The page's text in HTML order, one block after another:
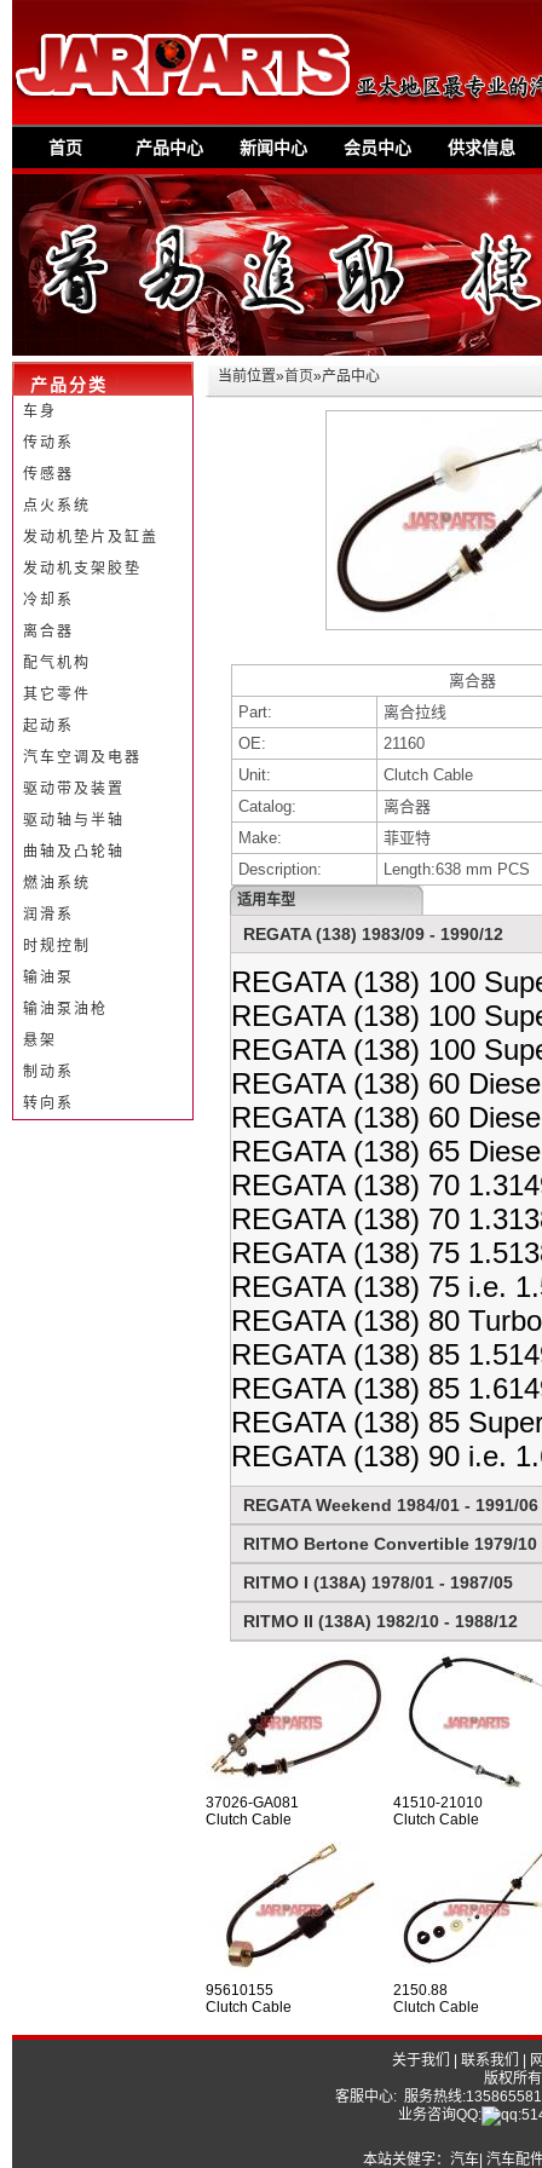
首页 产品中心 新闻中心 会员中心 供求信息
当前位置»首页»产品中心
离合器
Part:
离合拉线
OE:
21160
Unit:
Clutch Cable
Catalog:
离合器
Make:
菲亚特
Description:
Length:638 mm PCS
适用车型
REGATA (138) 1983/09 - 1990/12
REGATA (138) 100
REGATA (138) 100
REGATA (138) 100
REGATA (138) 60
REGATA (138) 60
REGATA (138) 65
REGATA (138) 70
REGATA (138) 70
REGATA (138) 75
REGATA (138) 75 i.e.
REGATA (138) 80
REGATA (138) 85
REGATA (138) 85
REGATA (138) 85
REGATA (138) 90 i.e.
REGATA Weekend 1984/01 - 1991/06
RITMO Bertone Convertible 1979/10
RITMO I (138A) 1978/01 - 1987/05
RITMO II (138A) 1982/10 - 1988/12
37026-GA081
Clutch Cable
41510-21010
Clutch Cable
95610155
Clutch Cable
2150.88
Clutch Cable
产品分类
车身
传动系
传感器
点火系统
发动机垫片及缸盖
发动机支架胶垫
冷却系
离合器
配气机构
其它零件
起动系
汽车空调及电器
驱动带及装置
驱动轴与半轴
曲轴及凸轮轴
燃油系统
润滑系
时规控制
输油泵
输油泵油枪
悬架
制动系
转向系
关于我们 联系我们
版权所
客服中心: 服务热线
业务咨询QQ:
本站关健字： 汽车| 汽车配